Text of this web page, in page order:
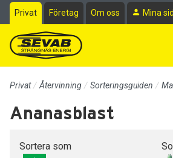
Till sidans huvudinnehåll
Privat Företag Om oss Mina
Privat Återvinning Sorteringsguiden
Ananasblast
Sortera som